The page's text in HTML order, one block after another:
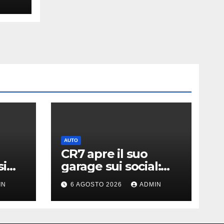
i
AUTO
CR7 apre il suo
garage sui social:
svelati i “giocattoli”
da oltre 40 milioni
6 AGOSTO 2026 ADMIN